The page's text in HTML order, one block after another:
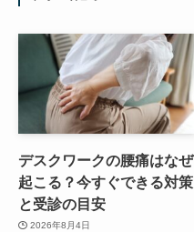
デスクワークの腰痛はなぜ
起こる？今すぐできる対策
と受診の目安
2026年8月4日